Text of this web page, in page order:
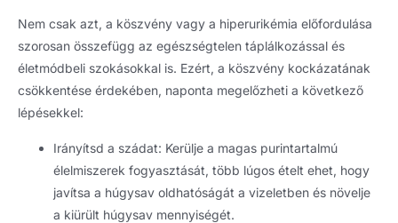
Nem csak azt, a köszvény vagy a hiperurikémia előfordulása
szorosan összefügg az egészségtelen táplálkozással és
életmódbeli szokásokkal is. Ezért, a köszvény kockázatának
csökkentése érdekében, naponta megelőzheti a következő
lépésekkel:
Irányítsd a szádat: Kerülje a magas purintartalmú
élelmiszerek fogyasztását, több lúgos ételt ehet, hogy
javítsa a húgysav oldhatóságát a vizeletben és növelje
a kiürült húgysav mennyiségét.